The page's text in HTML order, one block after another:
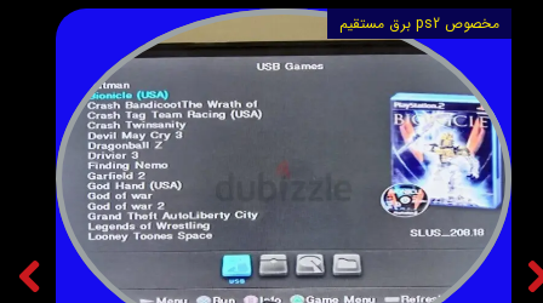
★★ ★★★
مخصوص ps2 برق مستقیم